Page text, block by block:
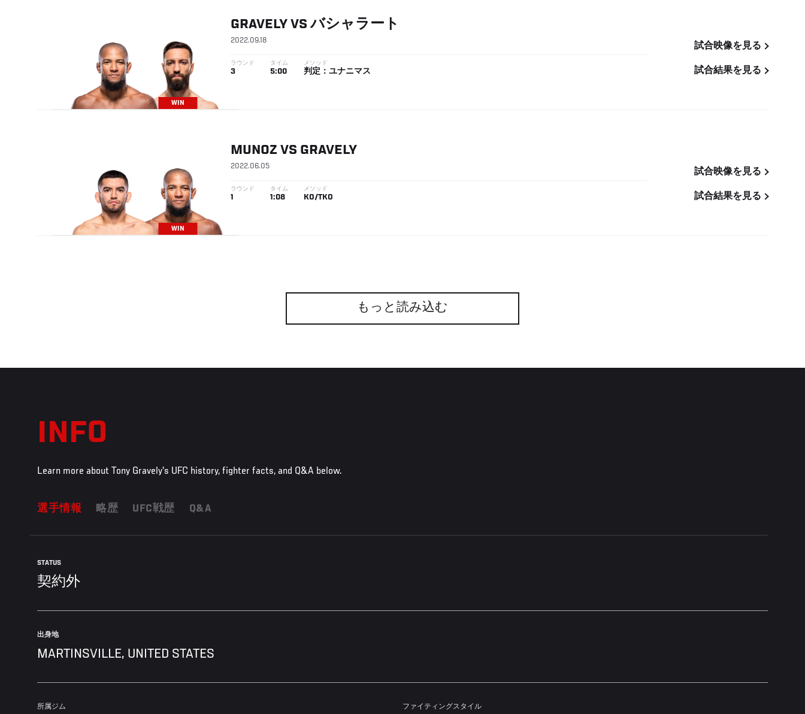
WIN
GRAVELY VS バシャラート
2022.09.18
ラウンド
3
タイム
5:00
メソッド
判定：ユナニマス
試合映像を見る
試合結果を見る
WIN
MUNOZ VS GRAVELY
2022.06.05
ラウンド
1
タイム
1:08
メソッド
KO/TKO
試合映像を見る
試合結果を見る
もっと読み込む
INFO
Learn more about Tony Gravely's UFC history, fighter facts, and Q&A below.
選手情報 略歴 UFC戦歴 Q&A
STATUS
契約外
出身地
MARTINSVILLE, UNITED STATES
所属ジム ファイティングスタイル